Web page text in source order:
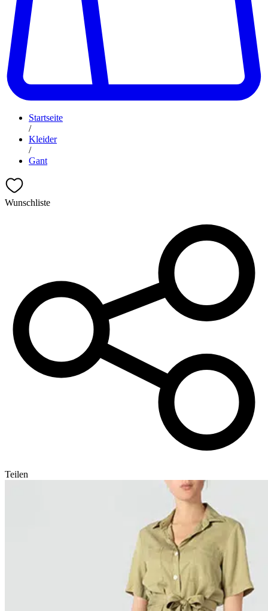
Startseite
/
Kleider
/
Gant
Wunschliste
Teilen